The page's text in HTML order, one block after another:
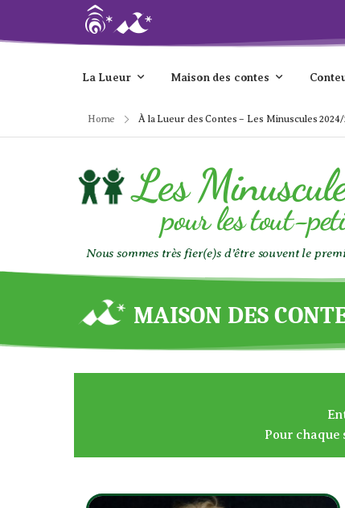
La Lueur Maison des contes
Home À la Lueur des Contes – Les Minuscules 2024/
Les
pour les tout-
Nous sommes très fier(e)s d’être souvent le
MAISON DES
Pour chaque